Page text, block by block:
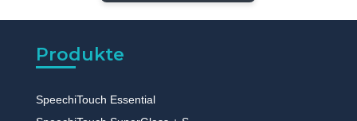
Produkte
SpeechiTouch Essential